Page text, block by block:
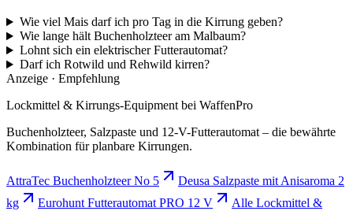
Wie viel Mais darf ich pro Tag in die Kirrung geben?
Wie lange hält Buchenholzteer am Malbaum?
Lohnt sich ein elektrischer Futterautomat?
Darf ich Rotwild und Rehwild kirren?
Anzeige · Empfehlung
Lockmittel & Kirrungs-Equipment bei WaffenPro
Buchenholzteer, Salzpaste und 12-V-Futterautomat – die bewährte
Kombination für planbare Kirrungen.
AttraTec Buchenholzteer No 5
Deusa Salzpaste mit Anisaroma 2
kg
Eurohunt Futterautomat PRO 12 V
Alle Lockmittel &